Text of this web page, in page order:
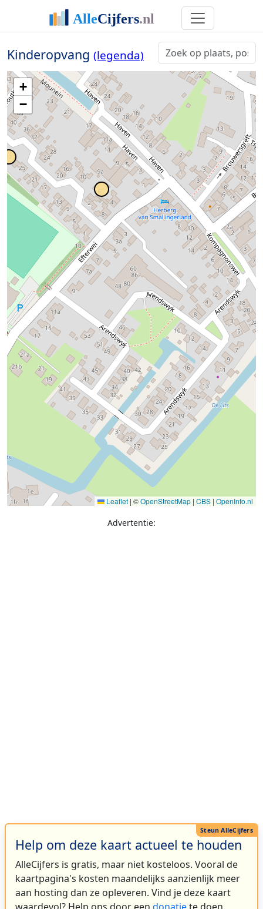
Kinderopvang (legenda)
+
−
Leaflet | ©OpenStreetMap | CBS | OpenInfo.nl
Advertentie:
Help om deze kaart actueel te houden
AlleCijfers is gratis, maar niet kosteloos. Vooral de
kaartpagina's kosten maandelijks aanzienlijk meer
aan hosting dan ze opleveren. Vind je deze kaart